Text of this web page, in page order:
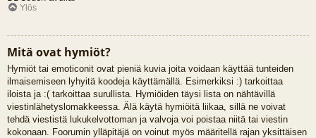
Ylös
Mitä ovat hymiöt?
Hymiöt tai emoticonit ovat pieniä kuvia joita voidaan käyttää tunteiden
ilmaisemiseen lyhyitä koodeja käyttämällä. Esimerkiksi :) tarkoittaa
iloista ja :( tarkoittaa surullista. Hymiöiden täysi lista on nähtävillä
viestinlähetyslomakkeessa. Älä käytä hymiöitä liikaa, sillä ne voivat
tehdä viestistä lukukelvottoman ja valvoja voi poistaa niitä tai viestin
kokonaan. Foorumin ylläpitäjä on voinut myös määritellä rajan yksittäisen